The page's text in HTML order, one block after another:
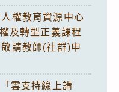
權教育資源中心
及轉型正義課程
請教師(社群)申
雲支持線上講